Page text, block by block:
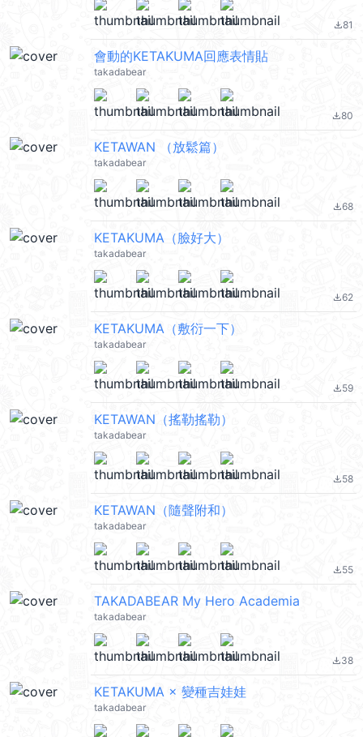
file_download81
會動的KETAKUMA回應表情貼
takadabear
file_download80
KETAWAN （放鬆篇）
takadabear
file_download68
KETAKUMA（臉好大）
takadabear
file_download62
KETAKUMA（敷衍一下）
takadabear
file_download59
KETAWAN（搖勒搖勒）
takadabear
file_download58
KETAWAN（隨聲附和）
takadabear
file_download55
TAKADABEAR My Hero Academia
takadabear
file_download38
KETAKUMA × 變種吉娃娃
takadabear